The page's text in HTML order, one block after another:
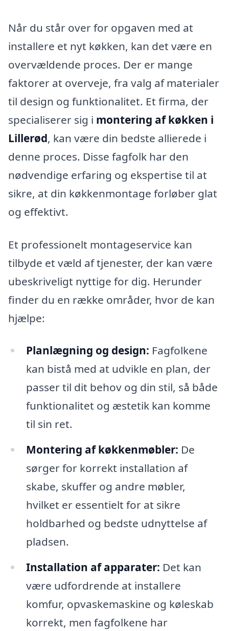
Når du står over for opgaven med at
installere et nyt køkken, kan det være en
overvældende proces. Der er mange
faktorer at overveje, fra valg af materialer
til design og funktionalitet. Et firma, der
specialiserer sig i montering af køkken i
Lillerød, kan være din bedste allierede i
denne proces. Disse fagfolk har den
nødvendige erfaring og ekspertise til at
sikre, at din køkkenmontage forløber glat
og effektivt.
Et professionelt montageservice kan
tilbyde et væld af tjenester, der kan være
ubeskriveligt nyttige for dig. Herunder
finder du en række områder, hvor de kan
hjælpe:
Planlægning og design: Fagfolkene
kan bistå med at udvikle en plan, der
passer til dit behov og din stil, så både
funktionalitet og æstetik kan komme
til sin ret.
Montering af køkkenmøbler: De
sørger for korrekt installation af
skabe, skuffer og andre møbler,
hvilket er essentielt for at sikre
holdbarhed og bedste udnyttelse af
pladsen.
Installation af apparater: Det kan
være udfordrende at installere
komfur, opvaskemaskine og køleskab
korrekt, men fagfolkene har